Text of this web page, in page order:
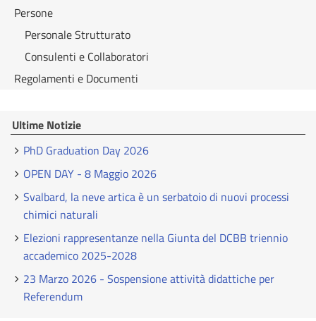
Persone
Personale Strutturato
Consulenti e Collaboratori
Regolamenti e Documenti
Ultime Notizie
PhD Graduation Day 2026
OPEN DAY - 8 Maggio 2026
Svalbard, la neve artica è un serbatoio di nuovi processi
chimici naturali
Elezioni rappresentanze nella Giunta del DCBB triennio
accademico 2025-2028
23 Marzo 2026 - Sospensione attività didattiche per
Referendum